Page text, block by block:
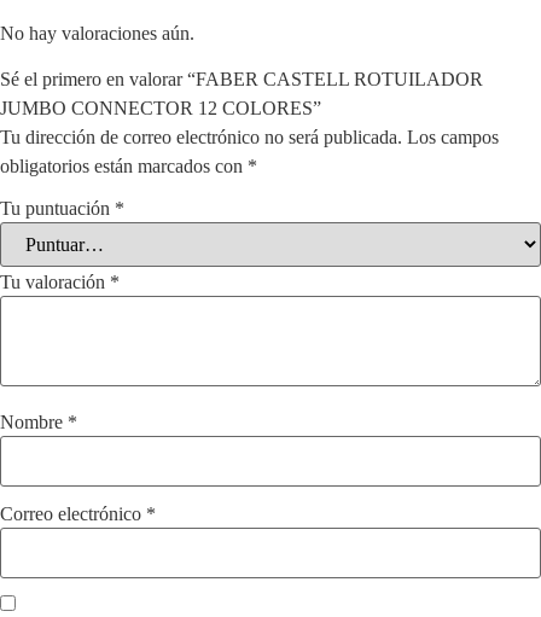
No hay valoraciones aún.
Sé el primero en valorar “FABER CASTELL ROTUILADOR
JUMBO CONNECTOR 12 COLORES”
Tu dirección de correo electrónico no será publicada. Los campos
obligatorios están marcados con *
Tu puntuación *
Tu valoración *
Nombre *
Correo electrónico *